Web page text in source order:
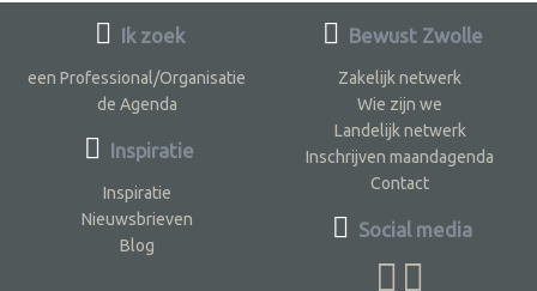
Ik zoek
een Professional/Organisatie
de Agenda
Inspiratie
Inspiratie
Nieuwsbrieven
Blog
Bewust Zwolle
Zakelijk netwerk
Wie zijn we
Landelijk netwerk
Inschrijven maandagenda
Contact
Social media